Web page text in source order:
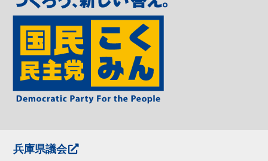
兵庫県議会